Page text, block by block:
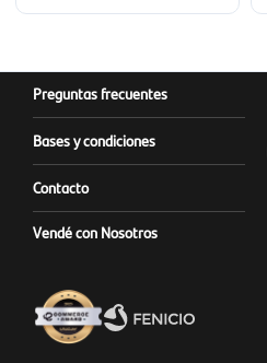
Preguntas frecuentes
Bases y condiciones
Contacto
Vendé con Nosotros